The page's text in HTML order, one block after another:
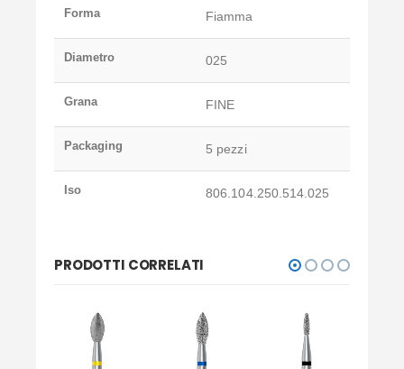
Forma Fiamma
Diametro 025
Grana FINE
Packaging 5 pezzi
Iso 806.104.250.514.025
PRODOTTI CORRELATI